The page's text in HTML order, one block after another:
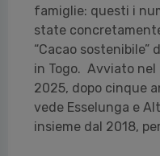
famiglie: questi i
state
“Cacao sostenibile”
in Togo. Avviato
2025, dopo cinque
vede Esselunga e
insieme dal 2018,